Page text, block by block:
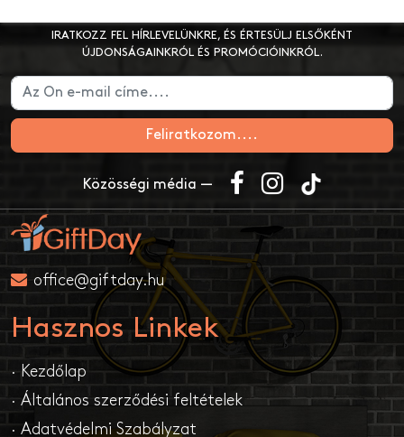
IRATKOZZ FEL HÍRLEVELÜNKRE, ÉS ÉRTESÜLJ ELSŐKÉNT
ÚJDONSÁGAINKRÓL ÉS PROMÓCIÓINKRÓL.
Feliratkozom....
Közösségi média —
office@giftday.hu
Hasznos Linkek
· Kezdőlap
· Általános szerződési feltételek
· Adatvédelmi Szabályzat